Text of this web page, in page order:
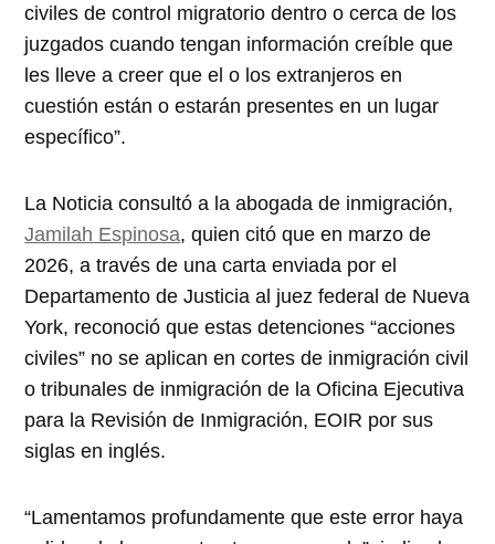
civiles de control migratorio dentro o cerca de los
juzgados cuando tengan información creíble que
les lleve a creer que el o los extranjeros en
cuestión están o estarán presentes en un lugar
específico”.
La Noticia consultó a la abogada de inmigración,
Jamilah Espinosa, quien citó que en marzo de
2026, a través de una carta enviada por el
Departamento de Justicia al juez federal de Nueva
York, reconoció que estas detenciones “acciones
civiles” no se aplican en cortes de inmigración civil
o tribunales de inmigración de la Oficina Ejecutiva
para la Revisión de Inmigración, EOIR por sus
siglas en inglés.
“Lamentamos profundamente que este error haya